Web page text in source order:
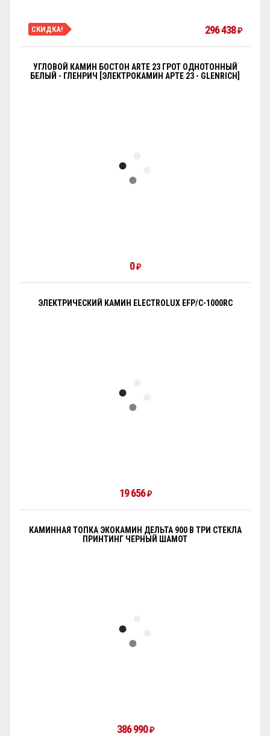
СКИДКА! 296 438₽
УГЛОВОЙ КАМИН БОСТОН ARTE 23 ГРОТ ОДНОТОННЫЙ
БЕЛЫЙ - ГЛЕНРИЧ [ЭЛЕКТРОКАМИН АРТЕ 23 - GLENRICH]
0₽
ЭЛЕКТРИЧЕСКИЙ КАМИН ELECTROLUX EFP/C-1000RC
19 656₽
КАМИННАЯ ТОПКА ЭКОКАМИН ДЕЛЬТА 900 B ТРИ СТЕКЛА
ПРИНТИНГ ЧЕРНЫЙ ШАМОТ
386 990₽